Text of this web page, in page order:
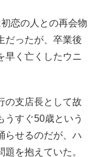
恋の人との再会物
だったが、卒業後
早く亡くしたウニ
の支店長として故
うすぐ50歳という
らせるのだが、ハ
を抱えていた。